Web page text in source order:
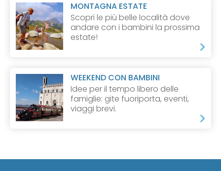
MONTAGNA ESTATE
Scopri le più belle località dove
andare con i bambini la prossima
estate!
WEEKEND CON BAMBINI
Idee per il tempo libero delle
famiglie: gite fuoriporta, eventi,
viaggi brevi.